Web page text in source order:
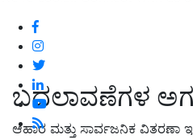
ಬದಲಾವಣೆಗಳ
ಆಹಾರ ಮತ್ತು ಸಾರ್ವಜನಿಕ ವಿತರಣಾ